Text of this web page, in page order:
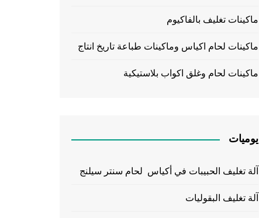
ماكينات تغليف بالفاكيوم
ماكينات لحام اكياس وماكينات طباعة تاريخ انتاج
ماكينات لحام وغلق اكواب بلاستيكية
يوميات
آلة تغليف الحبيبات في أكياس لحام سنتر سيلنج
آلة تغليف البقوليات